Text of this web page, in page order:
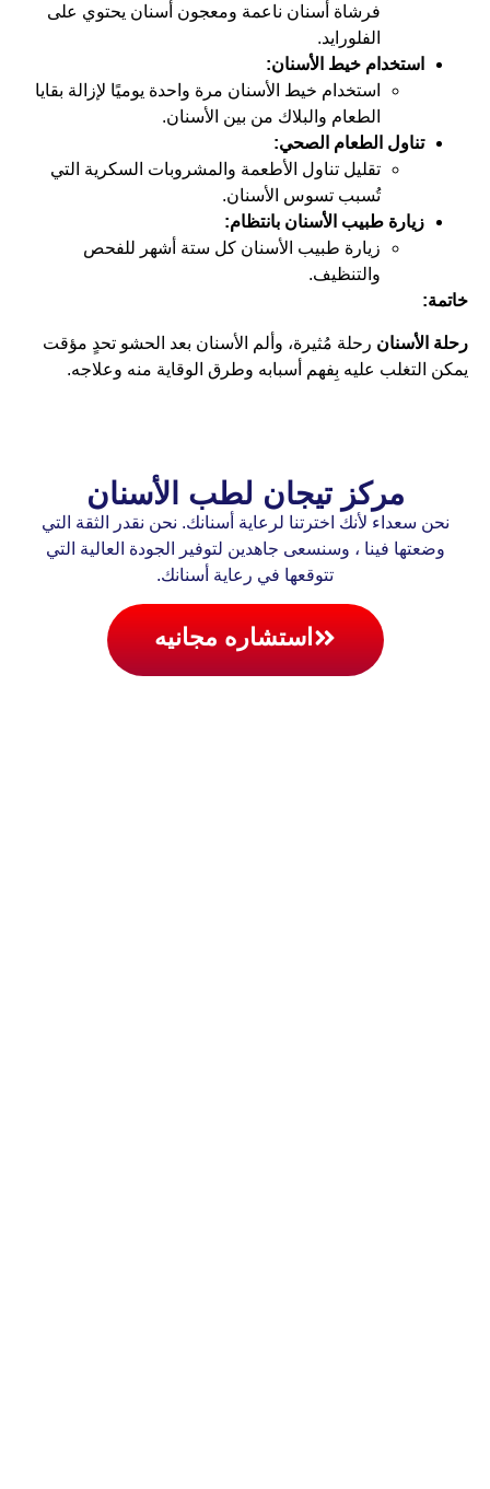
فرشاة أسنان ناعمة ومعجون أسنان يحتوي على
الفلورايد.
استخدام خيط الأسنان:
استخدام خيط الأسنان مرة واحدة يوميًا لإزالة بقايا
الطعام والبلاك من بين الأسنان.
تناول الطعام الصحي:
تقليل تناول الأطعمة والمشروبات السكرية التي
تُسبب تسوس الأسنان.
زيارة طبيب الأسنان بانتظام:
زيارة طبيب الأسنان كل ستة أشهر للفحص
والتنظيف.
خاتمة:
رحلة الأسنان رحلة مُثيرة، وألم الأسنان بعد الحشو تحدٍ مؤقت
يمكن التغلب عليه بِفهم أسبابه وطرق الوقاية منه وعلاجه.
مركز تيجان لطب الأسنان
نحن سعداء لأنك اخترتنا لرعاية أسنانك. نحن نقدر الثقة التي
وضعتها فينا ، وسنسعى جاهدين لتوفير الجودة العالية التي
تتوقعها في رعاية أسنانك.
استشاره مجانيه